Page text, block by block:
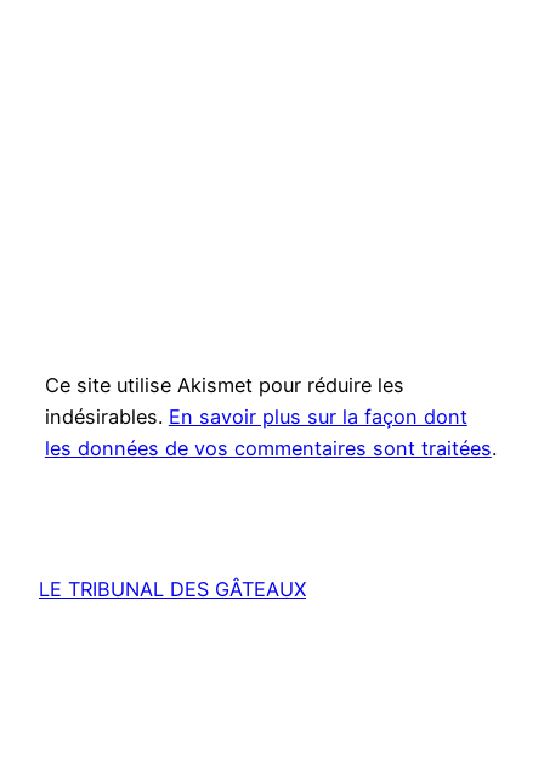
Ce site utilise Akismet pour réduire les
indésirables. En savoir plus sur la façon dont
les données de vos commentaires sont traitées.
LE TRIBUNAL DES GÂTEAUX